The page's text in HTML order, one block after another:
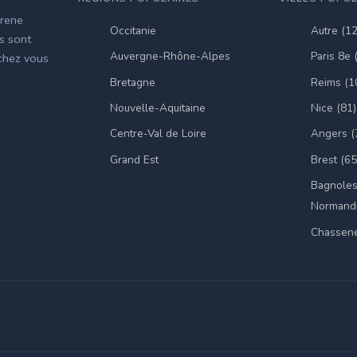
sont
vous
Occitanie
Auvergne-Rhône-Alpes
Bretagne
Nouvelle-Aquitaine
Centre-Val de Loire
Grand Est
Autre
Paris 8e
Reims
Nice (81)
Angers
Brest